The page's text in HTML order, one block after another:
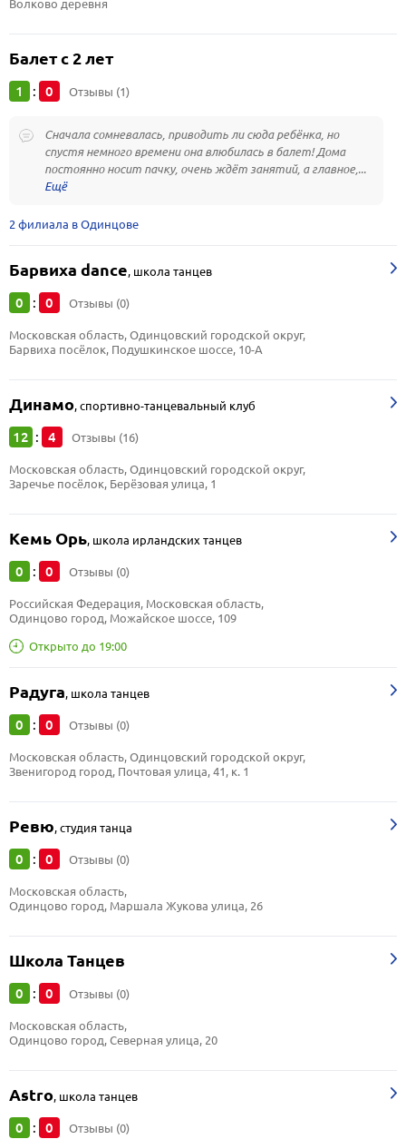
Волково деревня
Балет с 2 лет
1 : 0 Отзывы (1)
Сначала сомневалась, приводить ли сюда ребёнка, но
спустя немного времени она влюбилась в балет! Дома
постоянно носит пачку, очень ждёт занятий, а главное,...
2 филиала в Одинцове
Барвиха dance, школа танцев
0 : 0 Отзывы (0)
Московская область, Одинцовский городской округ,
Барвиха посёлок, Подушкинское шоссе, 10-А
Динамо,спортивно-танцевальный клуб
12 : 4 Отзывы (16)
Московская область, Одинцовский городской округ,
Заречье посёлок, Берёзовая улица, 1
Кемь Орь, школа ирландских танцев
0 : 0 Отзывы (0)
Открыто до 19:00
Российская Федерация, Московская область,
Одинцово город, Можайское шоссе, 109
Радуга, школа танцев
0 : 0 Отзывы (0)
Московская область, Одинцовский городской округ,
Звенигород город, Почтовая улица, 41, к. 1
Ревю,студия танца
0 : 0 Отзывы (0)
Московская область,
Одинцово город, Маршала Жукова улица, 26
Школа Танцев
0 : 0 Отзывы (0)
Московская область,
Одинцово город, Северная улица, 20
Astro, школа танцев
0 : 0 Отзывы (0)